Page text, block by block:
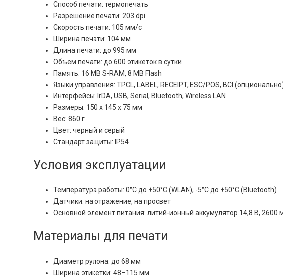
Способ печати: термопечать
Разрешение печати: 203 dpi
Скорость печати: 105 мм/с
Ширина печати: 104 мм
Длина печати: до 995 мм
Объем печати: до 600 этикеток в сутки
Память: 16 MB S-RAM, 8 MB Flash
Языки управления: TPCL, LABEL, RECEIPT, ESC/POS, BCI (опционально)
Интерфейсы: IrDA, USB, Serial, Bluetooth, Wireless LAN
Размеры: 150 x 145 x 75 мм
Вес: 860 г
Цвет: черный и серый
Стандарт защиты: IP54
Условия эксплуатации
Температура работы: 0°C до +50°C (WLAN), -5°C до +50°C (Bluetooth)
Датчики: на отражение, на просвет
Основной элемент питания: литий-ионный аккумулятор 14,8 В, 2600
Материалы для печати
Диаметр рулона: до 68 мм
Ширина этикетки: 48–115 мм